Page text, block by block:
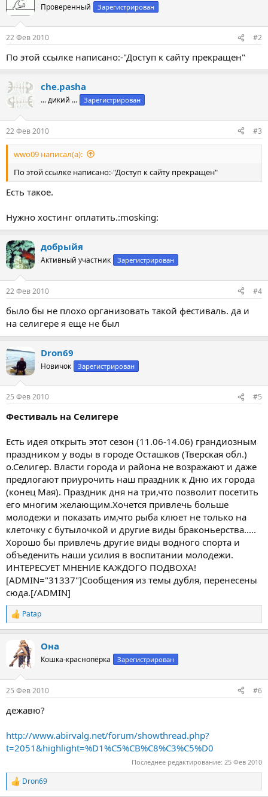
Проверенный Зарегистрирован
22 Фев 2010 #2
По этой ссылке написано:-"Доступ к сайту прекращен"
che.pasha
... дикий ... Зарегистрирован
22 Фев 2010 #3
wwo09 написал(а):
По этой ссылке написано:-"Доступ к сайту прекращен"
Есть такое.
Нужно хостинг оплатить.:mosking:
добрыйя
Активный участник Зарегистрирован
22 Фев 2010 #4
было бы не плохо организовать такой фестиваль. да и
на селигере я еще не был
Dron69
Новичок Зарегистрирован
25 Фев 2010 #5
Фестиваль на Селигере
Есть идея открыть этот сезон (11.06-14.06) грандиозным
праздником у воды в городе Осташков (Тверская обл.)
о.Селигер. Власти города и района не возражают и даже
предлогают приурочить наш праздник к Дню их города
(конец Мая). Праздник дня на три,что позволит посетить
его многим желающим.Хочется привлечь больше
молодежи и показать им,что рыба клюет не только на
клеточку с бутылочкой и другие виды браконьерства.....
Хорошо бы привлечь другие виды водного спорта и
объеденить наши усилия в воспитании молодежи.
ИНТЕРЕСУЕТ МНЕНИЕ КАЖДОГО ПОДВОХА!
[ADMIN="31337"]Сообщения из темы дубля, перенесены
сюда.[/ADMIN]
Р
е
ц
и
Patap
Она
Кошка-краснопёрка Зарегистрирован
25 Фев 2010 #6
дежавю?
http://www.abirvalg.net/forum/showthread.php?
t=2051&highlight=%D1%C5%CB%C8%C3%C5%D0
Последнее редактирование: 25 Фев 2010
Р
е
Dron69